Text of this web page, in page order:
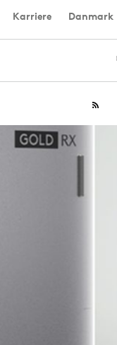
Karriere Danmark